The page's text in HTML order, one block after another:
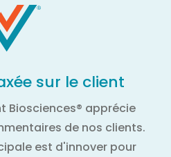
sur le client
Biosciences® apprécie
de nos clients.
est d'innover pour